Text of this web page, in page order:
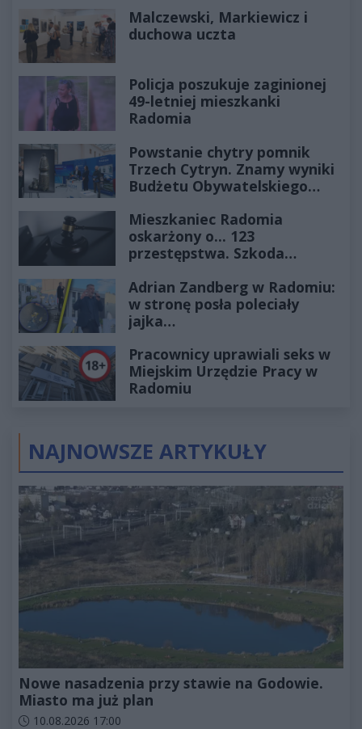
Malczewski, Markiewicz i
duchowa uczta
Policja poszukuje zaginionej
49-letniej mieszkanki
Radomia
Powstanie chytry pomnik
Trzech Cytryn. Znamy wyniki
Budżetu Obywatelskiego
Mieszkaniec Radomia
oskarżony o... 123
przestępstwa. Szkoda
złotych
Adrian Zandberg w Radomiu:
w stronę posła poleciały
jajka…
Pracownicy uprawiali seks w
Miejskim Urzędzie Pracy w
Radomiu
NAJNOWSZE ARTYKUŁY
Nowe nasadzenia przy stawie na Godowie.
Miasto ma już plan
Data dodania artykułu:
10.08.2026 17:00